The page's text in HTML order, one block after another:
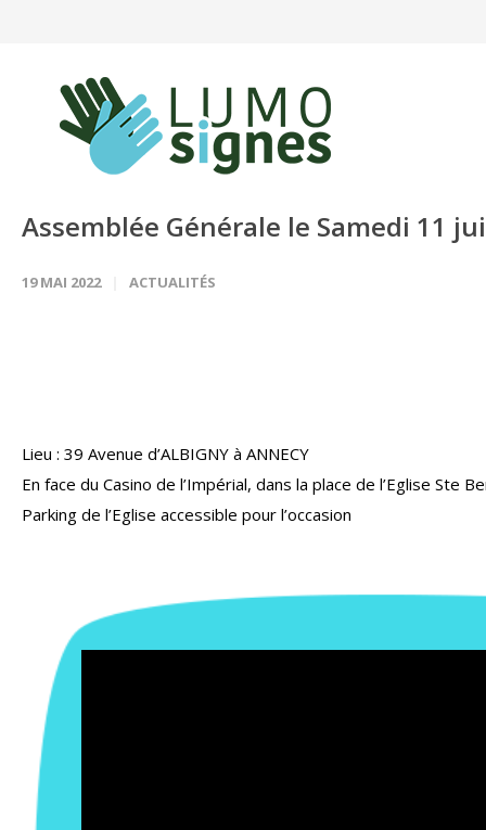
Assemblée Générale le Samedi 11
19 MAI 2022 ACTUALITÉS
Lieu : 39 Avenue d’ALBIGNY à ANNECY
En face du Casino de l’Impérial, dans la place de l’Eglise Ste
Parking de l’Eglise accessible pour l’occasion